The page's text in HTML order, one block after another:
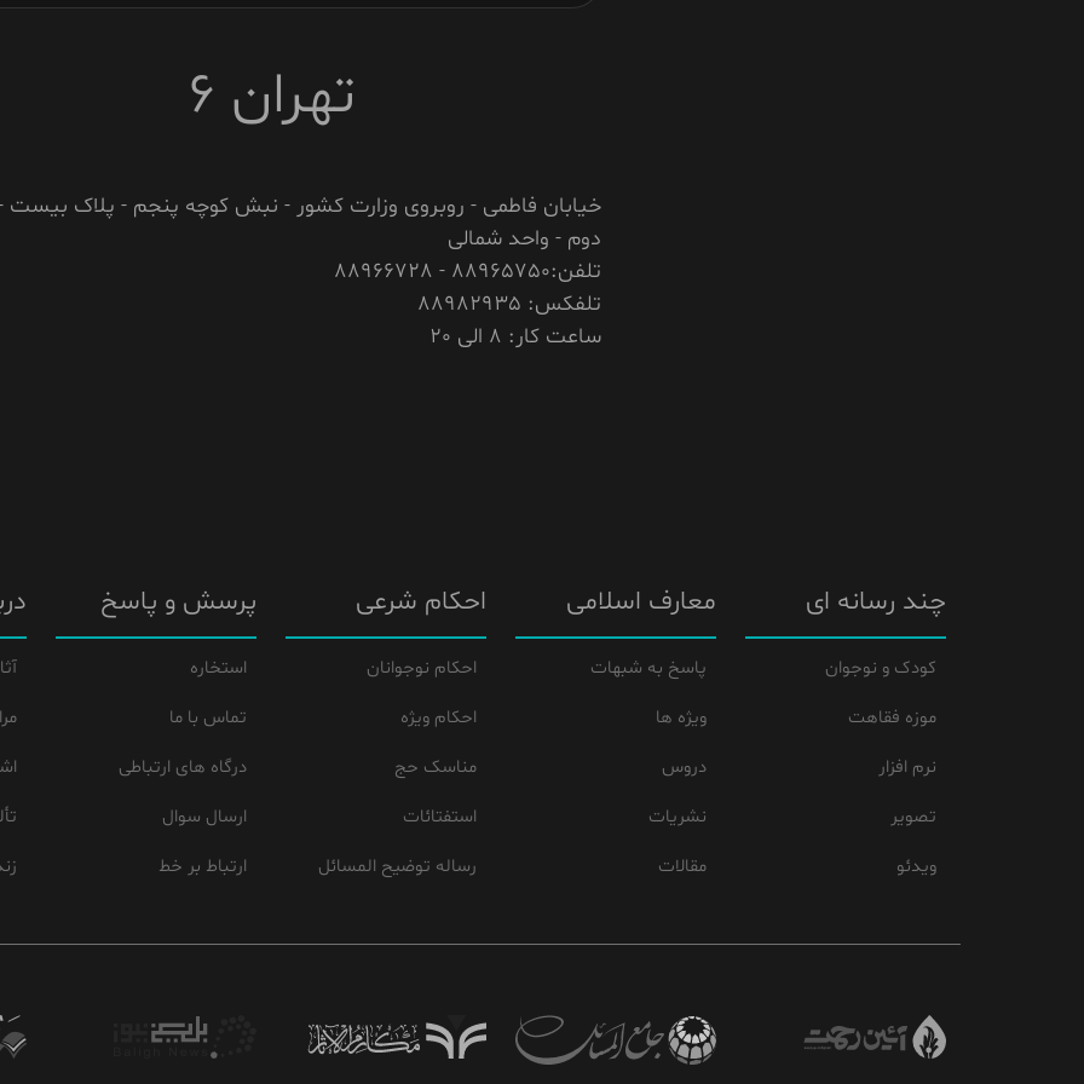
تهران 6
خیابان فاطمی - روبروی وزارت کشور - نبش کوچه پنجم - پلاک بیست
دوم - واحد شمالی
تلفن:88965750 - 88966728
تلفکس: 88982935
ساعت کار: 8 الی 20
چند رسانه ای
کودک و نوجوان
موزه فقاهت
نرم افزار
تصویر
ویدئو
معارف اسلامی
پاسخ به شبهات
ویژه ها
دروس
نشریات
مقالات
احکام شرعی
احکام نوجوانان
احکام ویژه
مناسک حج
استفتائات
رساله توضیح المسائل
پرسش و پاسخ
استخاره
تماس با ما
درگاه های ارتباطی
ارسال سوال
ارتباط بر خط